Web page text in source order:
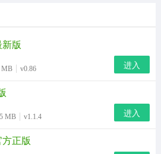
家为他们的角色构建精彩的故事
栩如生。这个功能可以让你更深
界观。
，点击屏幕进入游戏；
版
MB v0.86 进入
MB v1.1.4 进入
正版